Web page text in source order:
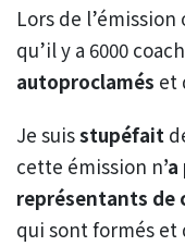
Lors de
qu’il y a 6000
autoproclamés et
Je suisstupéfait
cette émission n
représentants de
qui sont formés et